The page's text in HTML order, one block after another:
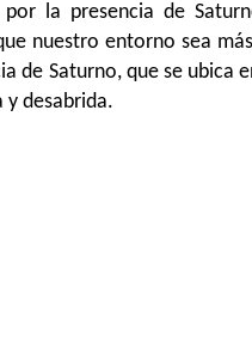
la presencia de
nuestro entorno sea
de Saturno, que se ubica
y desabrida.